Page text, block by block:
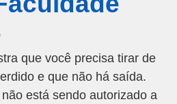
que você precisa tirar de
e que não há saída.
está sendo autorizado a